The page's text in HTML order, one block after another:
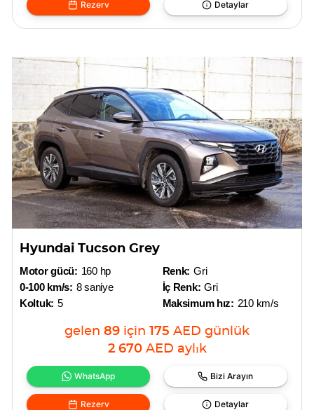
Rezerv Detaylar
Hyundai Tucson Grey
Motor gücü: 160 hp
0-100 km/s: 8 saniye
Koltuk: 5
Renk: Gri
İç Renk: Gri
Maksimum hız: 210 km/s
gelen 89 için 175 AED günlük
2 670 AED aylık
WhatsApp Bizi Arayın
Rezerv Detaylar